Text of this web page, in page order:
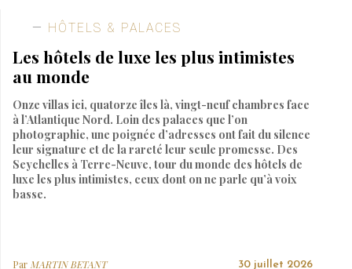
HÔTELS & PALACES
Les hôtels de luxe les plus intimistes
au monde
Onze villas ici, quatorze îles là, vingt-neuf chambres face
à l’Atlantique Nord. Loin des palaces que l’on
photographie, une poignée d’adresses ont fait du silence
leur signature et de la rareté leur seule promesse. Des
Seychelles à Terre-Neuve, tour du monde des hôtels de
luxe les plus intimistes, ceux dont on ne parle qu’à voix
basse.
ParMARTIN BETANT 30 juillet 2026